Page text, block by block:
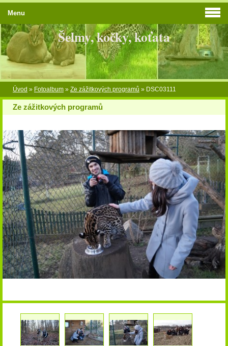
Šelmy, kočky, koťata
Úvod » Fotoalbum » Ze zážitkových programů » DSC03111
Ze zážitkových programů
Menu